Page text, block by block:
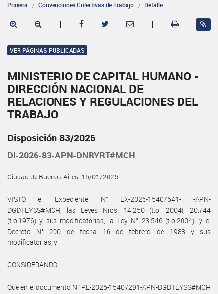
Primera Convenciones Colectivas de Trabajo Detalle
| |
VER PÁGINAS PUBLICADAS
MINISTERIO DE CAPITAL HUMANO -
DIRECCIÓN NACIONAL DE
RELACIONES Y REGULACIONES DEL
TRABAJO
Disposición 83/2026
DI-2026-83-APN-DNRYRT#MCH
Ciudad de Buenos Aires, 15/01/2026
VISTO el Expediente N° EX-2025-15407541- -APN-
DGDTEYSS#MCH, las Leyes Nros. 14.250 (t.o. 2004), 20.744
(t.o.1976) y sus modificatorias, la Ley N° 23.546 (t.o.2004), y el
Decreto N° 200 de fecha 16 de febrero de 1988 y sus
modificatorias, y
CONSIDERANDO:
Que en el documento N° RE-2025-15407291-APN-DGDTEYSS#MCH